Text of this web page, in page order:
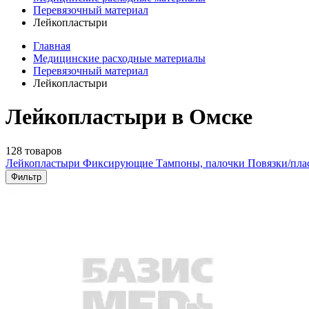
Перевязочный материал
Лейкопластыри
Главная
Медицинские расходные материалы
Перевязочный материал
Лейкопластыри
Лейкопластыри в Омске
128 товаров
Лейкопластыри Фиксирующие Тампоны, палочки Повязки/
Фильтр